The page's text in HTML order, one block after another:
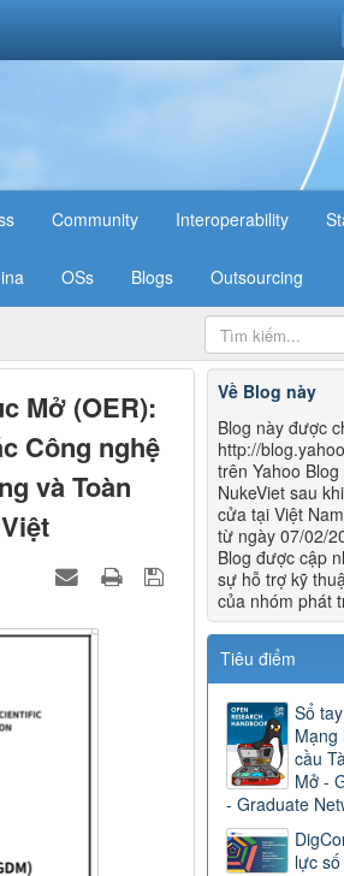
Community Interoperability
OSs Blogs Outsourcing
Mở (OER):
Công nghệ
và Toàn
Về Blog này
Blog này được
http://
trên Yahoo
NukeViet sau
cửa tại Việt
từ ngày 07/02/
Blog được cập
sự hỗ trợ kỹ
của nhóm phát
Tiêu điểm
Sổ
Mạng
cầu
Mở -
- Graduate
lực